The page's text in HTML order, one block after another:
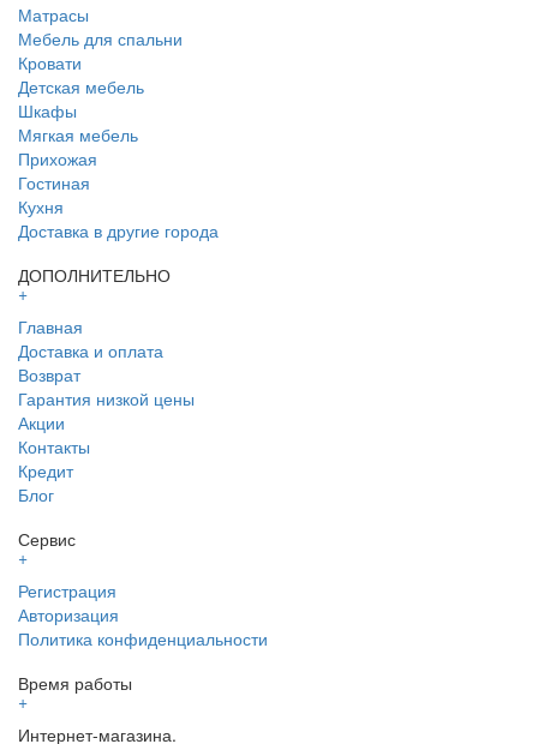
Матрасы
Мебель для спальни
Кровати
Детская мебель
Шкафы
Мягкая мебель
Прихожая
Гостиная
Кухня
Доставка в другие города
ДОПОЛНИТЕЛЬНО
+
Главная
Доставка и оплата
Возврат
Гарантия низкой цены
Акции
Контакты
Кредит
Блог
Сервис
+
Регистрация
Авторизация
Политика конфиденциальности
Время работы
+
Интернет-магазина.